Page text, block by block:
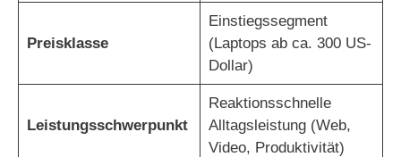
Preisklasse
Einstiegssegment
(Laptops ab ca. 300 US-
Dollar)
Leistungsschwerpunkt
Reaktionsschnelle
Alltagsleistung (Web,
Video, Produktivität)